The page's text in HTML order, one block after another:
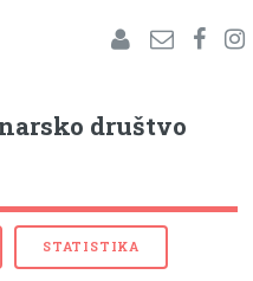
društvo
STATISTIKA